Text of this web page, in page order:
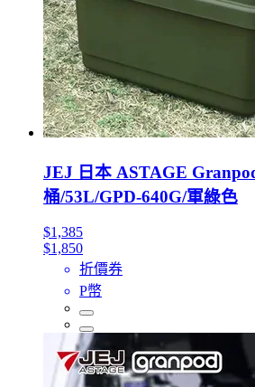
JEJ 日本 ASTAGE
桶/53L/GPD-640G/軍綠色
$1,385
$1,850
折價券
P幣